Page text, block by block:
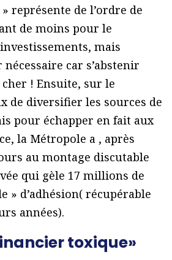
représente de l’ordre de
de moins pour le
mais
car s’abstenir
! Ensuite, sur le
de diversifier les sources de
pour échapper en fait aux
la Métropole a , après
au montage discutable
qui gèle 17 millions de
» d’adhésion( récupérable
années).
toxique»